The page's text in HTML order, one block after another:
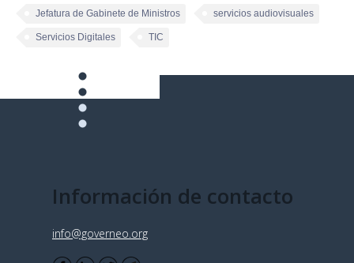
Jefatura de Gabinete de Ministros servicios audiovisuales
Servicios Digitales TIC
Información de contacto
info@governeo.org